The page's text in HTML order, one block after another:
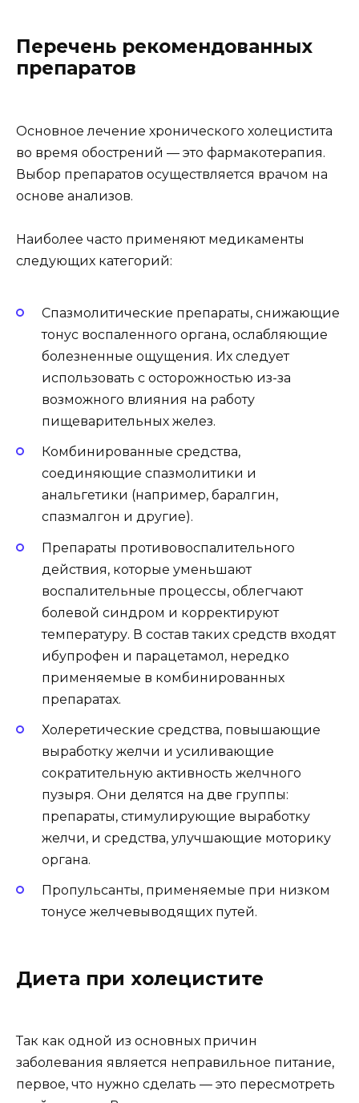
Перечень рекомендованных
препаратов
Основное лечение хронического холецистита
во время обострений — это фармакотерапия.
Выбор препаратов осуществляется врачом на
основе анализов.
Наиболее часто применяют медикаменты
следующих категорий:
Спазмолитические препараты, снижающие
тонус воспаленного органа, ослабляющие
болезненные ощущения. Их следует
использовать с осторожностью из-за
возможного влияния на работу
пищеварительных желез.
Комбинированные средства,
соединяющие спазмолитики и
анальгетики (например, баралгин,
спазмалгон и другие).
Препараты противовоспалительного
действия, которые уменьшают
воспалительные процессы, облегчают
болевой синдром и корректируют
температуру. В состав таких средств входят
ибупрофен и парацетамол, нередко
применяемые в комбинированных
препаратах.
Холеретические средства, повышающие
выработку желчи и усиливающие
сократительную активность желчного
пузыря. Они делятся на две группы:
препараты, стимулирующие выработку
желчи, и средства, улучшающие моторику
органа.
Пропульсанты, применяемые при низком
тонусе желчевыводящих путей.
Диета при холецистите
Так как одной из основных причин
заболевания является неправильное питание,
первое, что нужно сделать — это пересмотреть